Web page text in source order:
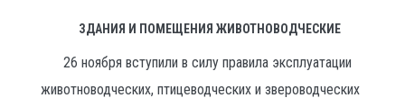
ЗДАНИЯ И ПОМЕЩЕНИЯ ЖИВОТНОВОДЧЕСКИЕ
26 ноября вступили в силу правила эксплуатации
животноводческих, птицеводческих и звероводческих